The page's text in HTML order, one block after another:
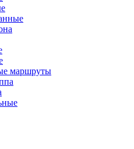
маршруты